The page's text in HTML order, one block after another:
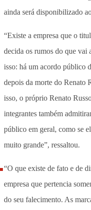
ainda será disponibilizado
“Existe a empresa que o
decida os rumos do que vai
isso: há um acordo público
depois da morte do Renato
isso, o próprio Renato
integrantes também
público em geral, como se
muito grande”, ressaltou.
“O que existe de fato e de
empresa que pertencia
do seu falecimento. As